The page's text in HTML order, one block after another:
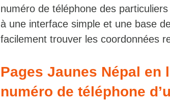
numéro de téléphone des
à une interface simple et une base
facilement trouver les coordonnées
Pages Jaunes Népal
numéro de téléphone